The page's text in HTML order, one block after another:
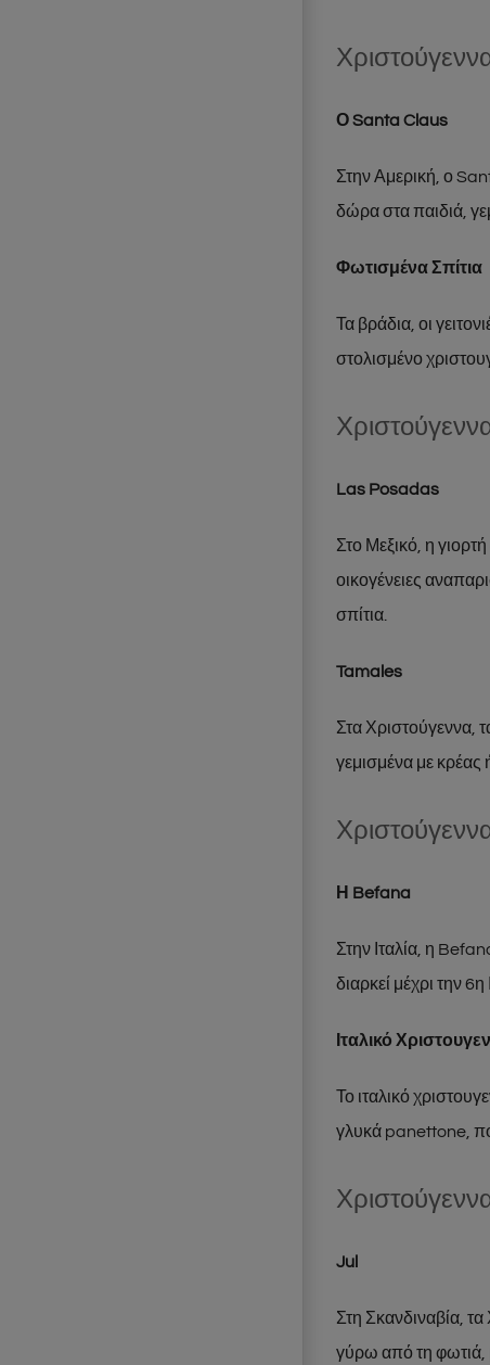
Ο Santa Claus
Στην Αμερική, ο
δώρα στα παιδιά,
Φωτισμένα Σπίτια
Τα βράδια, οι
στολισμένο
Las Posadas
Στο Μεξικό, η
οικογένειες
σπίτια.
Tamales
Στα Χριστούγεννα,
γεμισμένα με κρέας
Η Befana
Στην Ιταλία, η
διαρκεί μέχρι την
Ιταλικό
Το ιταλικό
γλυκά panettone,
Jul
Στη Σκανδιναβία,
γύρω από τη φωτιά,